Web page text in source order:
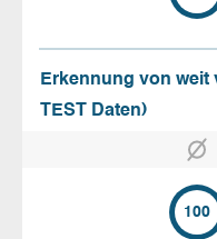
Erkennung von weit
TEST Daten)
100